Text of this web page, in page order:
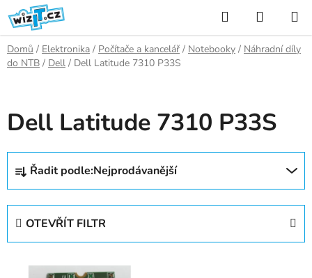
Přejít
na
obsah
Hledat
KOŠÍK
Domů / Elektronika / Počítače a kancelář / Notebooky / Náhradní díly
do NTB / Dell / Dell Latitude 7310 P33S
Dell Latitude 7310 P33S
Ř
z
Řadit podle:Nejprodávanější
OTEVŘÍT FILTR